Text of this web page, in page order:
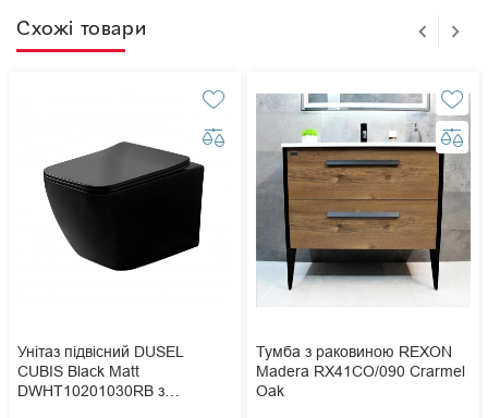
Схожі товари
Унітаз підвісний DUSEL
CUBIS Black Matt
DWHT10201030RВ з
Тумба з раковиною REXON
Madera RX41CO/090 Crarmel
Oak